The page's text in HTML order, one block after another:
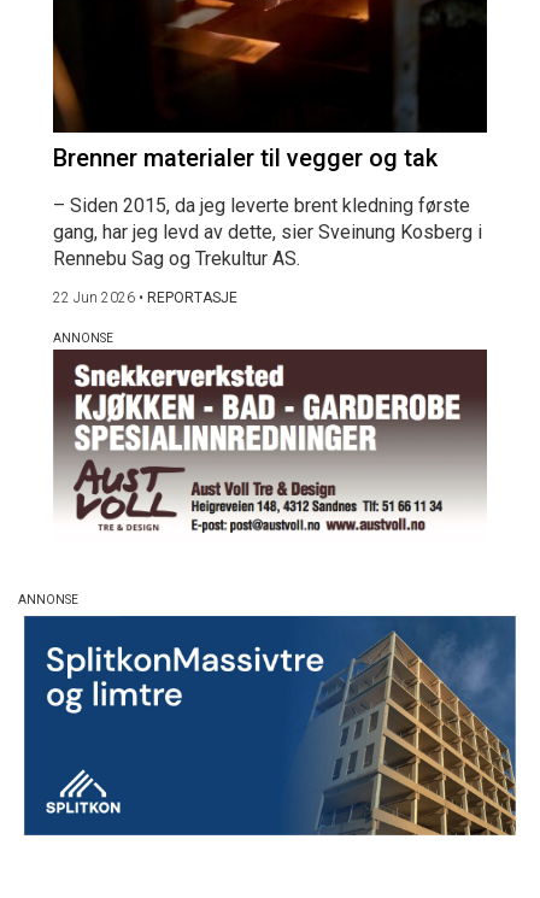
Brenner materialer til vegger og tak
– Siden 2015, da jeg leverte brent kledning første
gang, har jeg levd av dette, sier Sveinung Kosberg i
Rennebu Sag og Trekultur AS.
22 Jun 2026 • REPORTASJE